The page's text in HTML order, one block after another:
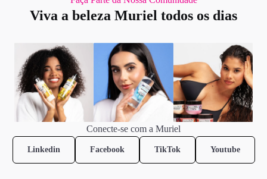
Viva a beleza Muriel todos os dias
Conecte-se com a Muriel
Linkedin Facebook TikTok Youtube